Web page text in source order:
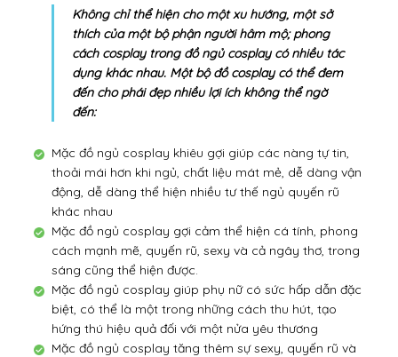
Không chỉ thể hiện cho một xu hướng, một sở
thích của một bộ phận người hâm mộ; phong
cách cosplay trong đồ ngủ cosplay có nhiều tác
dụng khác nhau. Một bộ đồ cosplay có thể đem
đến cho phái đẹp nhiều lợi ích không thể ngờ
đến:
Mặc đồ ngủ cosplay khiêu gợi giúp các nàng tự tin,
thoải mái hơn khi ngủ, chất liệu mát mẻ, dễ dàng vận
động, dễ dàng thể hiện nhiều tư thế ngủ quyến rũ
khác nhau
Mặc đồ ngủ cosplay gợi cảm thể hiện cá tính, phong
cách mạnh mẽ, quyến rũ, sexy và cả ngây thơ, trong
sáng cũng thể hiện được.
Mặc đồ ngủ cosplay giúp phụ nữ có sức hấp dẫn đặc
biệt, có thể là một trong những cách thu hút, tạo
hứng thú hiệu quả đối với một nửa yêu thương
Mặc đồ ngủ cosplay tăng thêm sự sexy, quyến rũ và